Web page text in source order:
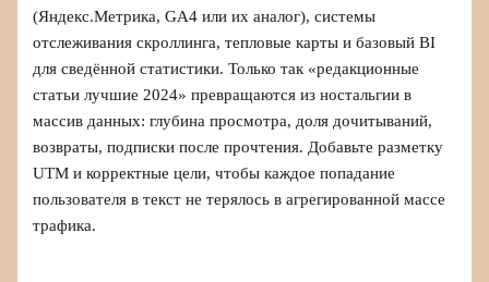
(Яндекс.Метрика, GA4 или их аналог), системы
отслеживания скроллинга, тепловые карты и базовый BI
для сведённой статистики. Только так «редакционные
статьи лучшие 2024» превращаются из ностальгии в
массив данных: глубина просмотра, доля дочитываний,
возвраты, подписки после прочтения. Добавьте разметку
UTM и корректные цели, чтобы каждое попадание
пользователя в текст не терялось в агрегированной массе
трафика.